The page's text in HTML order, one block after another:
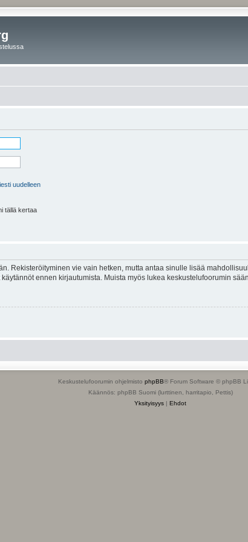
uudelleen
tällä kertaa
Rekisteröityminen vie vain hetken, mutta antaa sinulle lisää
ennen kirjautumista. Muista myös lukea keskustelufoorumin
Keskustelufoorumin ohjelmisto phpBB® Forum Software © phpBB
Käännös: phpBB Suomi (lurttinen, harritapio, Pettis)
Yksityisyys | Ehdot